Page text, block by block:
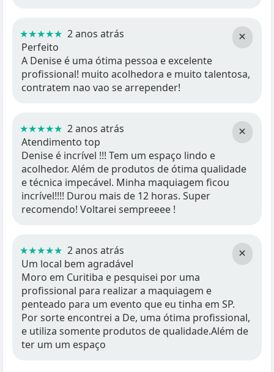
×
★★★★★ 2 anos atrás
Perfeito
A Denise é uma ótima pessoa e excelente
profissional! muito acolhedora e muito talentosa,
contratem nao vao se arrepender!
×
★★★★★ 2 anos atrás
Atendimento top
Denise é incrível !!! Tem um espaço lindo e
acolhedor. Além de produtos de ótima qualidade
e técnica impecável. Minha maquiagem ficou
incrível!!!! Durou mais de 12 horas. Super
recomendo! Voltarei sempreeee !
×
★★★★★ 2 anos atrás
Um local bem agradável
Moro em Curitiba e pesquisei por uma
profissional para realizar a maquiagem e
penteado para um evento que eu tinha em SP.
Por sorte encontrei a De, uma ótima profissional,
e utiliza somente produtos de qualidade.Além de
ter um um espaço